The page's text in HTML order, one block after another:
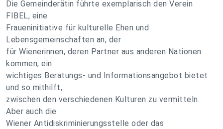
Die Gemeinderätin führte exemplarisch den Verein
FIBEL, eine
Fraueninitiative für kulturelle Ehen und
Lebensgemeinschaften an, der
für Wienerinnen, deren Partner aus anderen Nationen
kommen, ein
wichtiges Beratungs- und Informationsangebot bietet
und so mithilft,
zwischen den verschiedenen Kulturen zu vermitteln.
Aber auch die
Wiener Antidiskriminierungsstelle oder das